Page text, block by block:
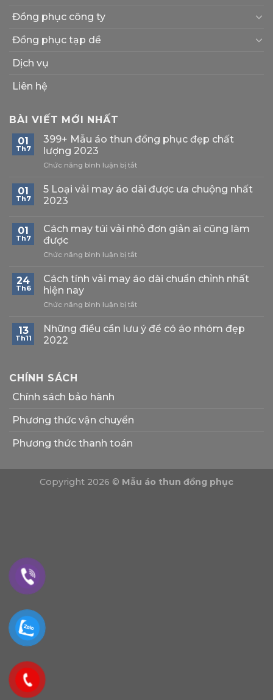
Đồng phục công ty
Đồng phục tạp dề
Dịch vụ
Liên hệ
BÀI VIẾT MỚI NHẤT
01
Th7
399+ Mẫu áo thun đồng phục đẹp chất
lượng 2023
Chức năng bình luận bị tắtở
Mẫu
áo
phục
lượng
01
Th7
5 Loại vải may áo dài được ưa chuộng nhất
2023
01
Th7
Cách may túi vải nhỏ đơn giản ai cũng làm
được
Chức năng bình luận bị tắtở
may
túi
nhỏ
giản
ai
24
Th6
Cách tính vải may áo dài chuẩn chỉnh nhất
hiện nay
Chức năng bình luận bị tắtở
tính
vải
13
Th11
Những điều cần lưu ý để có áo nhóm đẹp
2022
CHÍNH SÁCH
Chính sách bảo hành
Phương thức vận chuyển
Phương thức thanh toán
Copyright 2026 © Mẫu áo thun đồng phục